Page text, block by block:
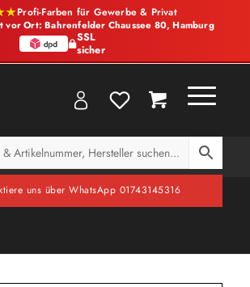
Profi-Farben für Gewerbe & Privat
vor Ort: Bahrenfelder Chaussee 80, Hamburg
SSL
sicher
uns über WhatsApp 01743145316